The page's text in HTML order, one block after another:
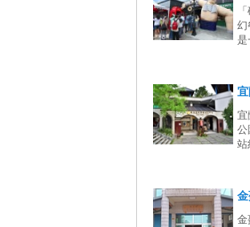
幻
是
宜
公
站
金